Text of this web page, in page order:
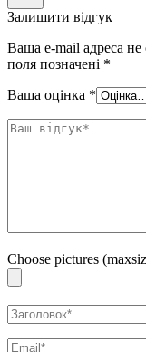
Залишити відгук
Ваша e-mail адреса
поля позначені *
Ваша оцінка *
Choose pictures